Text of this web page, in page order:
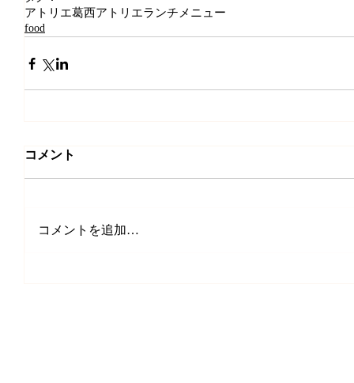
アトリエ葛西アトリエランチメニュー
food
コメント
コメントを追加…